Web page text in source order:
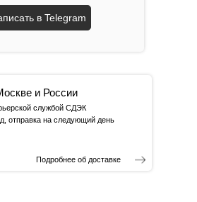
в Telegram
и России
службой СДЭК
отправка на следующий день
Подробнее об доставке